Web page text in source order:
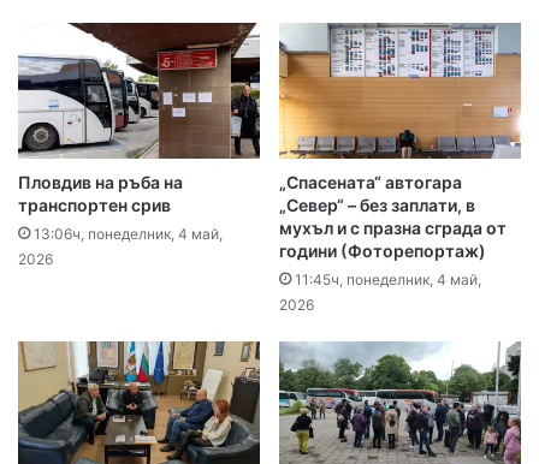
Пловдив на ръба на
транспортен срив
13:06ч, понеделник, 4 май,
2026
„Спасената“ автогара
„Север“ – без заплати, в
мухъл и с празна сграда от
години (Фоторепортаж)
11:45ч, понеделник, 4 май,
2026